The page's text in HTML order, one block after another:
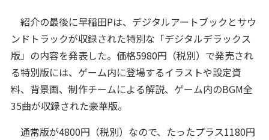
紹介の最後に早稲田Pは、デジタルアートブックとサウ
ンドトラックが収録された特別な「デジタルデラックス
版」の内容を発表した。価格5980円（税別）で発売され
る特別版には、ゲーム内に登場するイラストや設定資
料、背景画、制作チームによる解説、ゲーム内のBGM全
35曲が収録された豪華版。
通常版が4800円（税別）なので、たったプラス1180円